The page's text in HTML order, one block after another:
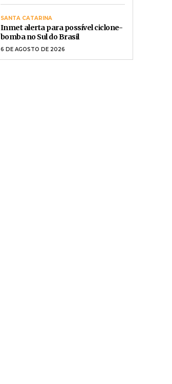
SANTA CATARINA
Inmet alerta para possível ciclone-
bomba no Sul do Brasil
6 DE AGOSTO DE 2026